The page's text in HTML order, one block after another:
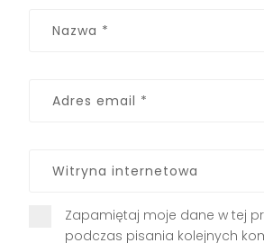
Zapamiętaj moje dane w tej
podczas pisania kolejnych